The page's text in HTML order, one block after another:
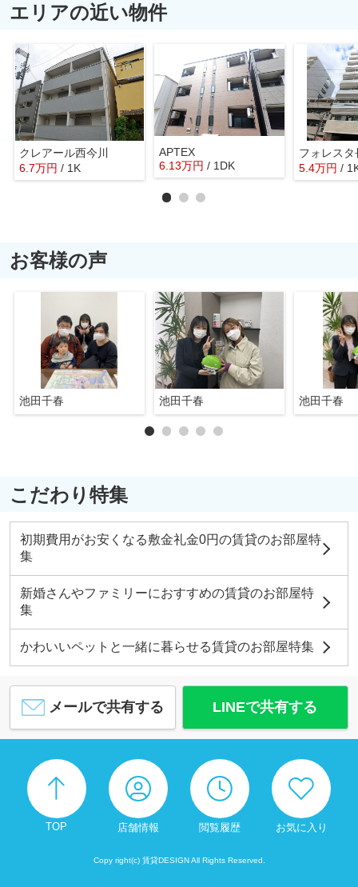
エリアの近い物件
クレアール西今川
6.7万円 / 1K
APTEX
6.13万円 / 1DK
フォレスタ
5.4万円 /
お客様の声
池田千春 池田千春 池田千春
こだわり特集
初期費用がお安くなる敷金礼金0円の賃貸のお部屋特
集
新婚さんやファミリーにおすすめの賃貸のお部屋特
集
かわいいペットと一緒に暮らせる賃貸のお部屋特集
メールで共有する LINEで共有する
TOP 店舗情報 閲覧履歴 お気に入り
Copy right(c) 賃貸DESIGN All Rights Reserved.